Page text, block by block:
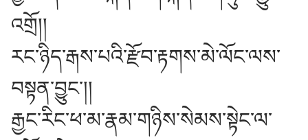
འགྲོ།།
རང་ཉིད་རྒས་པའི་རྫོབ་རྟགས་མེ་ལོང་ལས་
བསྟན་བྱུང༌།།
རྒྱང་རིང་ཕ་མ་རྣམ་གཉིས་སེམས་སྟེང་ལ་